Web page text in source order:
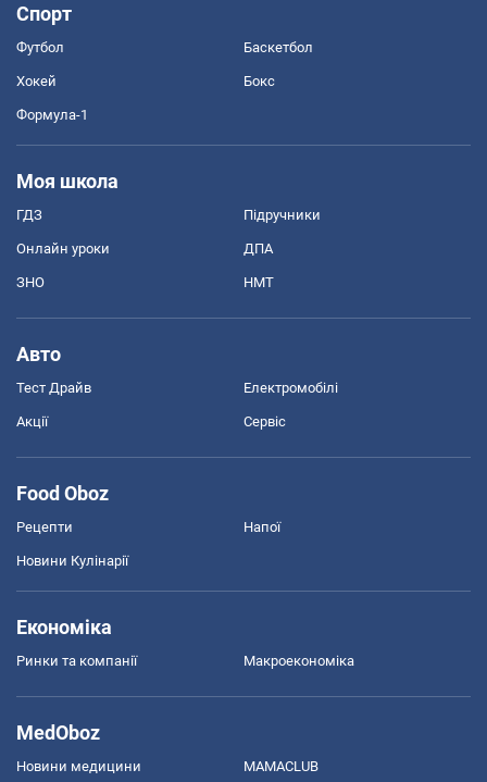
Спорт
Футбол Баскетбол
Хокей Бокс
Формула-1
Моя школа
ГДЗ Підручники
Онлайн уроки ДПА
ЗНО НМТ
Авто
Тест Драйв Електромобілі
Акції Сервіс
Food Oboz
Рецепти Напої
Новини Кулінарії
Економіка
Ринки та компанії Макроекономіка
MedOboz
Новини медицини MAMACLUB